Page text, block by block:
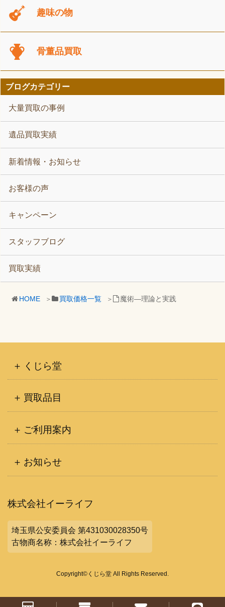
HOME 買取価格一覧 魔術―理論と実践
趣味の物
骨董品買取
ブログカテゴリー
大量買取の事例
遺品買取実績
新着情報・お知らせ
お客様の声
キャンペーン
スタッフブログ
買取実績
くじら堂
買取品目
ご利用案内
お知らせ
株式会社イーライフ
埼玉県公安委員会 第431030028350号
古物商名称：株式会社イーライフ
Copyright©くじら堂 All Rights Reserved.